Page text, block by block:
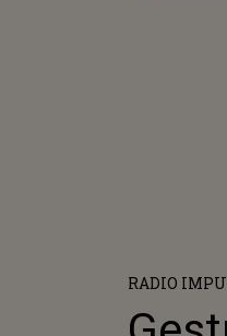
RADIO